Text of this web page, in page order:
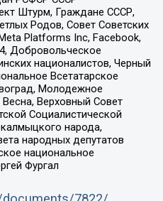
Штурм, Граждане СССР,
Родов, Совет Советских
Platforms Inc, Facebook,
Добровольческое
националистов, Черный
Всетатарское
Молодежное
Верховный Совет
Социалистической
народа,
народных депутатов
национальное
Фургал